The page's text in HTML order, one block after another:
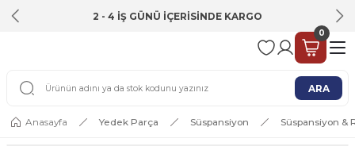
2 - 4 İŞ GÜNÜ İÇERİSİNDE KARGO
ARA
0
Anasayfa Yedek Parça Süspansiyon Süspansiyon &